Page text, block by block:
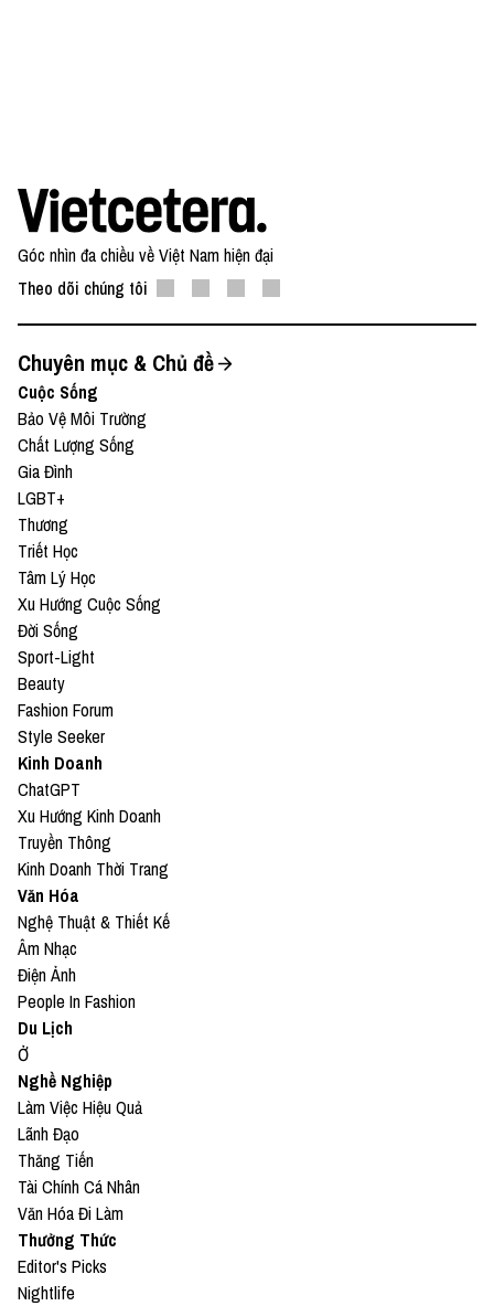
Góc nhìn đa chiều về Việt Nam hiện đại
Theo dõi chúng tôi
Chuyên mục & Chủ đề
Cuộc Sống
Bảo Vệ Môi Trường
Chất Lượng Sống
Gia Đình
LGBT+
Thương
Triết Học
Tâm Lý Học
Xu Hướng Cuộc Sống
Đời Sống
Sport-Light
Beauty
Fashion Forum
Style Seeker
Kinh Doanh
ChatGPT
Xu Hướng Kinh Doanh
Truyền Thông
Kinh Doanh Thời Trang
Văn Hóa
Nghệ Thuật & Thiết Kế
Âm Nhạc
Điện Ảnh
People In Fashion
Du Lịch
Ở
Nghề Nghiệp
Làm Việc Hiệu Quả
Lãnh Đạo
Thăng Tiến
Tài Chính Cá Nhân
Văn Hóa Đi Làm
Thưởng Thức
Editor's Picks
Nightlife